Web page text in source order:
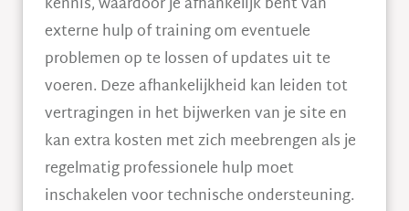
externe hulp of training om eventuele
problemen op te lossen of updates uit te
voeren. Deze afhankelijkheid kan leiden tot
vertragingen in het bijwerken van je site en
kan extra kosten met zich meebrengen als je
regelmatig professionele hulp moet
inschakelen voor technische ondersteuning.